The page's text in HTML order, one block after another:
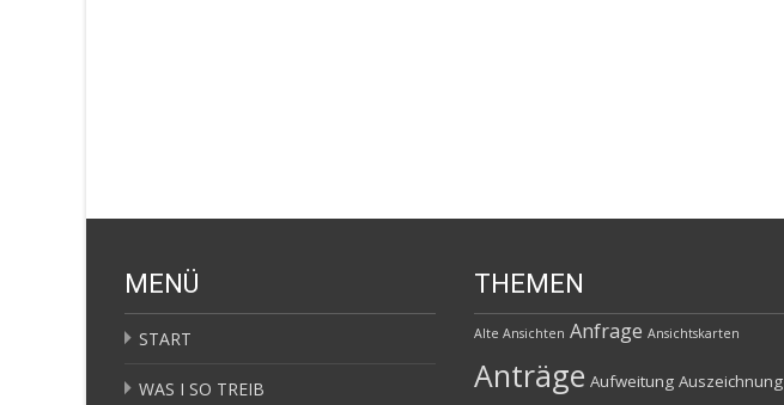
MENÜ
START
WAS I SO TREIB
THEMEN
Alte Ansichten Anfrage Ansichtskarten
Anträge Aufweitung Auszeichnung